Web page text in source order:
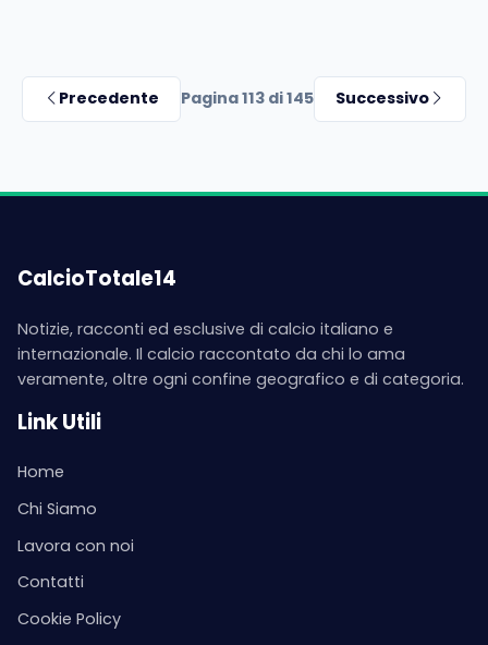
Precedente Pagina 113 di 145 Successivo
CalcioTotale14
Notizie, racconti ed esclusive di calcio italiano e
internazionale. Il calcio raccontato da chi lo ama
veramente, oltre ogni confine geografico e di categoria.
Link Utili
Home
Chi Siamo
Lavora con noi
Contatti
Cookie Policy